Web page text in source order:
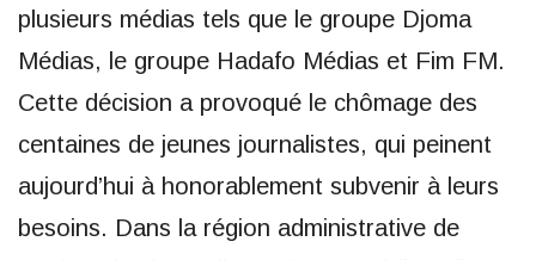
plusieurs médias tels que le groupe Djoma
Médias, le groupe Hadafo Médias et Fim FM.
Cette décision a provoqué le chômage des
centaines de jeunes journalistes, qui peinent
aujourd’hui à honorablement subvenir à leurs
besoins. Dans la région administrative de